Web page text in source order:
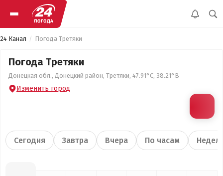
24 Канал Погода Третяки
Погода Третяки
Донецкая обл., Донецкий район, Третяки, 47.91°С, 38.21°В
Изменить город
Сегодня Завтра Вчера По часам